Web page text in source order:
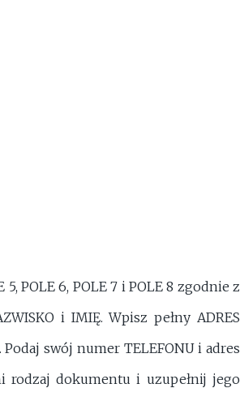
POLE 6, POLE 7 i POLE 8 zgodnie z
i IMIĘ. Wpisz pełny ADRES
swój numer TELEFONU i adres
rodzaj dokumentu i uzupełnij jego